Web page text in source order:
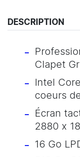
DESCRIPTION
Clapet
Intel
coeurs
Écran
2880 x
16 Go